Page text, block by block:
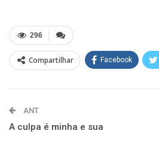
em
nova
janela)
em
nova
janela)
296
Compartilhar Facebook
ANT
A culpa é minha e sua